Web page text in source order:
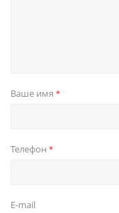
Ваше имя *
Телефон *
E-mail